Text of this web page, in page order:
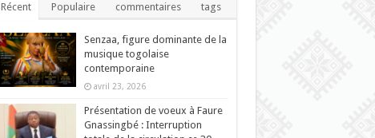
Récent Populaire commentaires tags
Senzaa, figure dominante de la
musique togolaise
contemporaine
avril 23, 2026
Présentation de voeux à Faure
Gnassingbé : Interruption